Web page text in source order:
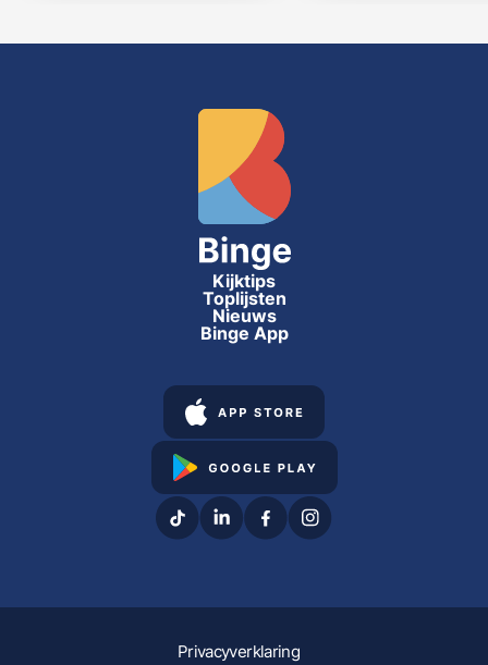
Kijktips
Toplijsten
Nieuws
Binge App
Privacyverklaring